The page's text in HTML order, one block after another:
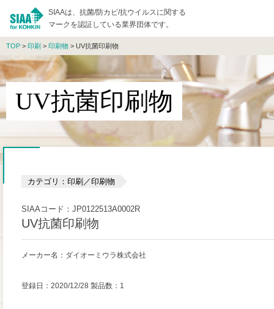
SIAAは、抗菌/防カビ/抗ウイルスに関する
マークを認証している業界団体です。
TOP > 印刷 > 印刷物 > UV抗菌印刷物
UV抗菌印刷物
カテゴリ：印刷／印刷物
SIAAコード：JP0122513A0002R
UV抗菌印刷物
メーカー名：ダイオーミウラ株式会社
登録日：2020/12/28 製品数：1